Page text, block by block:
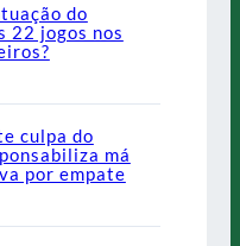
do
22 jogos nos
culpa do
má
por empate